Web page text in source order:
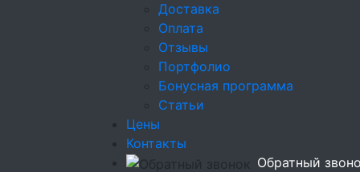
Доставка
Оплата
Отзывы
Портфолио
Бонусная программа
Статьи
Цены
Контакты
Обратный
Нежнейший Бри с